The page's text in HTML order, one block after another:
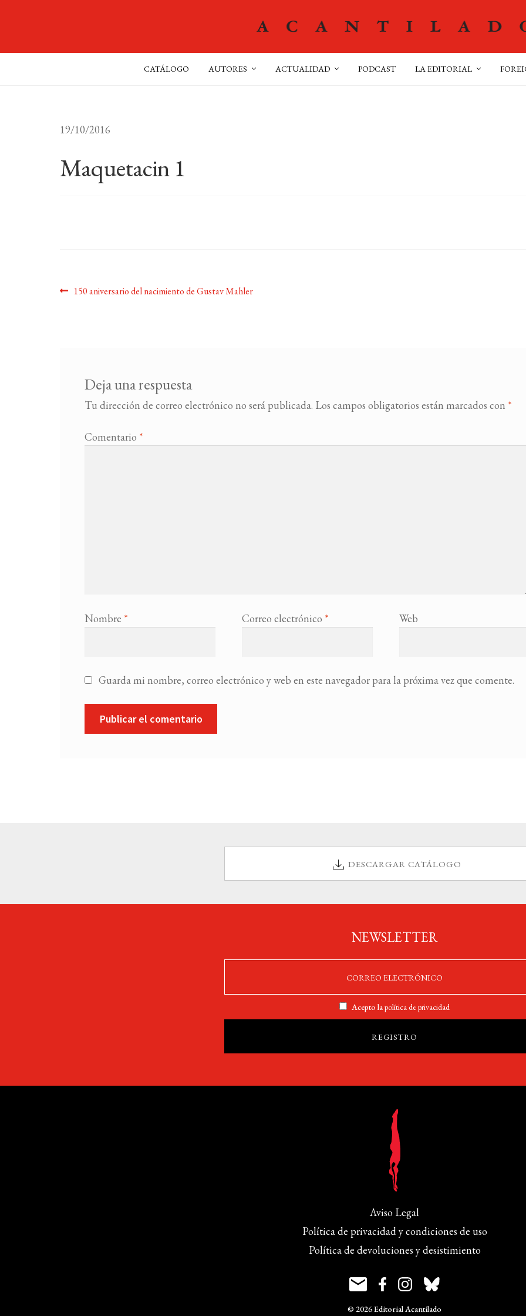
CATÁLOGO AUTORES ACTUALIDAD PODCAST LA EDITORIAL
19/10/2016
Maquetacin 1
Navegación
Anterior:
150 aniversario del nacimiento de Gustav Mahler
Deja una respuesta
Tu dirección de correo electrónico no será publicada. Los campos obligatorios están marcados con *
Comentario *
Nombre * Correo electrónico * Web
Guarda mi nombre, correo electrónico y web en este navegador para la próxima vez que comente.
DESCARGAR CATÁLOGO
NEWSLETTER
Acepto lapolítica de privacidad
Aviso Legal
Política de privacidad y condiciones de uso
Política de devoluciones y desistimiento
© 2026 Editorial Acantilado